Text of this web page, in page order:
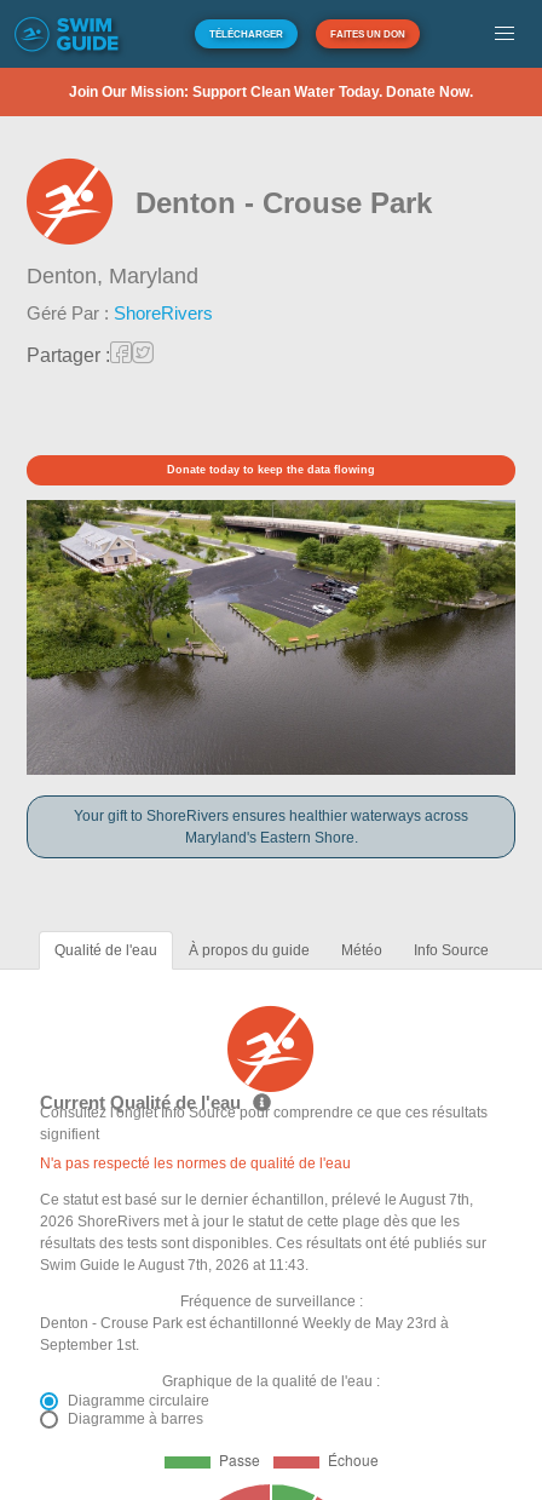
TÉLÉCHARGER FAITES UN DON
Join Our Mission: Support Clean Water Today. Donate Now.
Denton - Crouse Park
Denton, Maryland
Géré Par : ShoreRivers
Partager :
Donate today to keep the data flowing
Your gift to ShoreRivers ensures healthier waterways across
Maryland's Eastern Shore.
Qualité de l'eau À propos du guide Météo Info Source
Current Qualité de l'eau
Consultez l'onglet Info Source pour comprendre ce que ces résultats
signifient
N'a pas respecté les normes de qualité de l'eau
Ce statut est basé sur le dernier échantillon, prélevé le August 7th,
2026 ShoreRivers met à jour le statut de cette plage dès que les
résultats des tests sont disponibles. Ces résultats ont été publiés sur
Swim Guide le August 7th, 2026 at 11:43.
Fréquence de surveillance :
Denton - Crouse Park est échantillonné Weekly de May 23rd à
September 1st.
Graphique de la qualité de l'eau :
Diagramme circulaire
Diagramme à barres